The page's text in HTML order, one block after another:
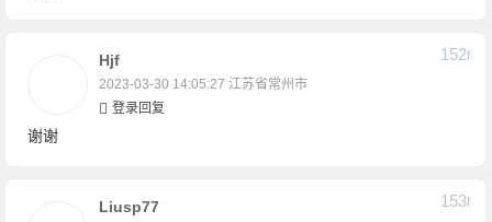
Hjf
2023-03-30 14:05:27 江苏省常州市
152F
登录回复
谢谢
Liusp77 153F